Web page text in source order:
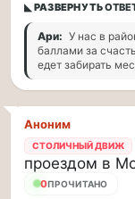
«Гайд
Парк».
Здесь
можно
провести
время
всей
семьей
и
по...
◣ РАЗВЕРНУТЬ
Ари: У нас в
баллами за
едет забирать
Аноним
СТОЛИЧНЫЙ ДВИЖ
проездом в
0ПРОЧИТАНО